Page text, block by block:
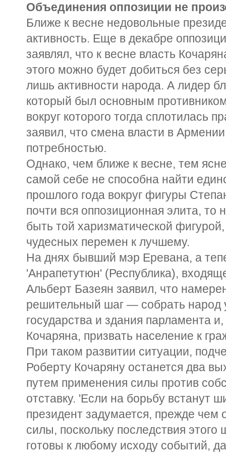
Объединения оппозиции не
Ближе к весне недовольные
активность. Еще в декабре
заявлял, что к весне власть
этого можно будет добиться без
лишь активности народа. А лидер
который был основным
вокруг которого тогда сплотилась
заявил, что смена власти в
потребностью.
Однако, чем ближе к весне, тем
самой себе не способна найти
прошлого года вокруг фигуры
почти вся оппозиционная элита,
быть той харизматической
чудесных перемен к лучшему.
На днях бывший мэр Еревана, а
'Анрапетутюн' (Республика),
Альберт Базеян заявил, что
решительный шаг — собрать народ
государства и здания парламента
Кочаряна, призвать население к
При таком развитии ситуации,
Роберту Кочаряну останется два
путем применения силы против
отставку. 'Если на борьбу встанут
президент задумается, прежде чем
силы, поскольку последствия
готовы к любому исходу событий,